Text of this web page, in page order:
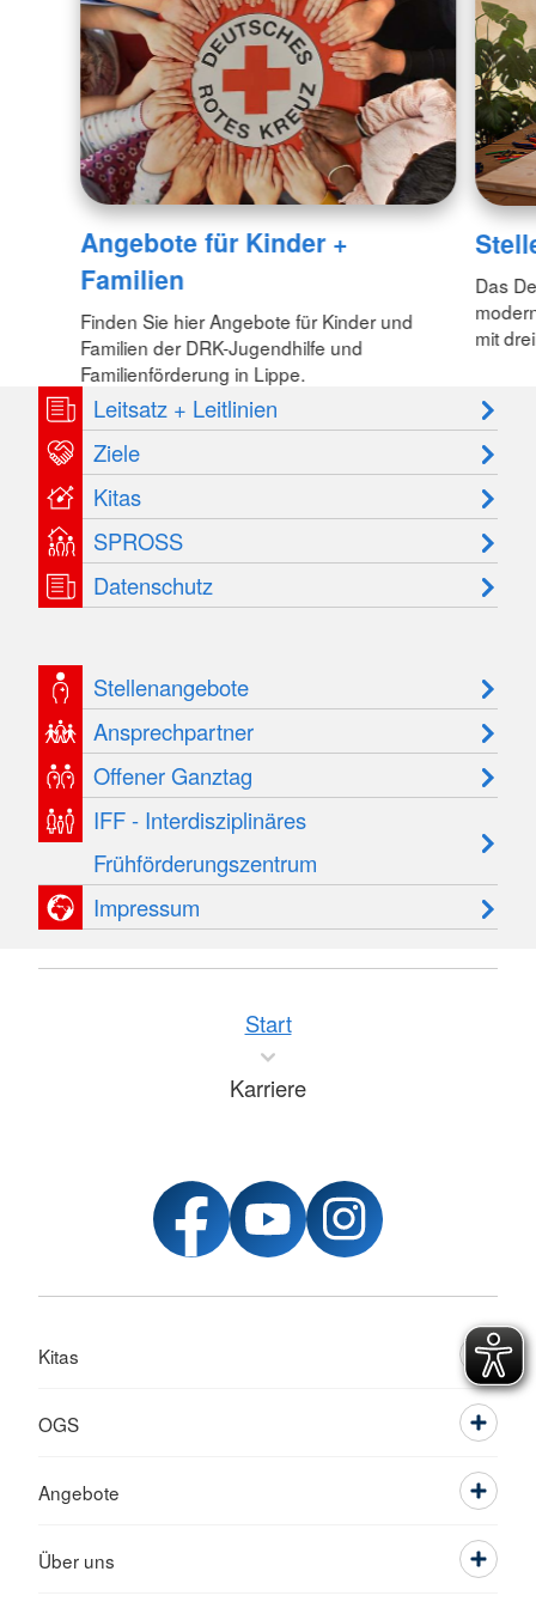
Angebote für Kinder +
Familien
Finden Sie hier Angebote für Kinder und
Familien der DRK-Jugendhilfe und
Familienförderung in Lippe.
Das
mit
Leitsatz + Leitlinien
Ziele
Kitas
SPROSS
Datenschutz
Stellenangebote
Ansprechpartner
Offener Ganztag
IFF - Interdisziplinäres
Frühförderungszentrum
Impressum
Start
Karriere
Kitas
OGS
Angebote
Über uns